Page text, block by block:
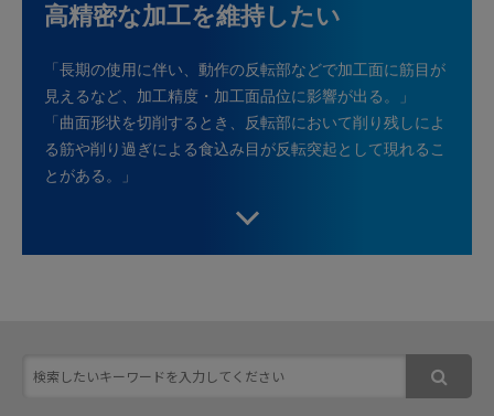
高精密な加工を維持したい
「長期の使用に伴い、動作の反転部などで加工面に筋目が
見えるなど、加工精度・加工面品位に影響が出る。」
「曲面形状を切削するとき、反転部において削り残しによ
る筋や削り過ぎによる食込み目が反転突起として現れるこ
とがある。」